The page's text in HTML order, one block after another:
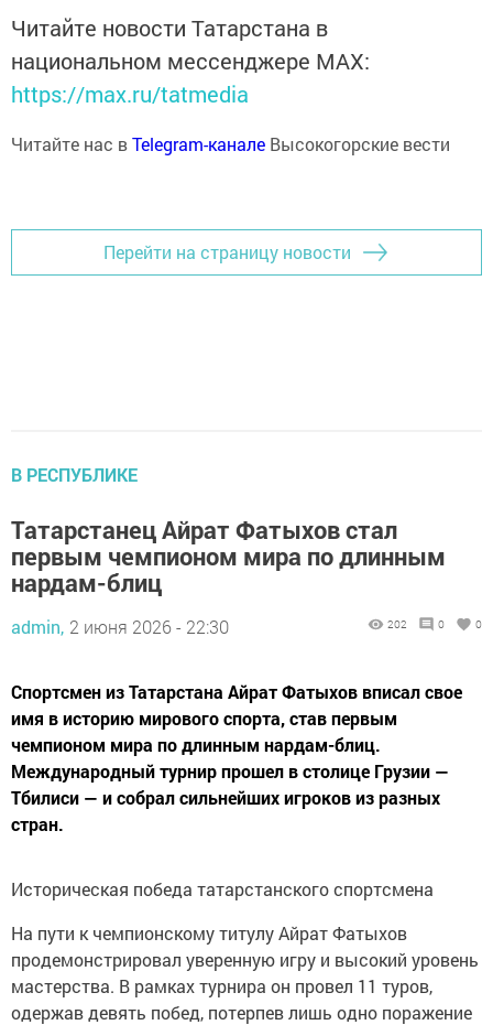
Читайте новости Татарстана в
национальном мессенджере MАХ:
https://max.ru/tatmedia
Читайте нас вTelegram-канале Высокогорские вести
Перейти на страницу новости
В РЕСПУБЛИКЕ
Татарстанец Айрат Фатыхов стал
первым чемпионом мира по длинным
нардам-блиц
admin, 2 июня 2026 - 22:30 202 0 0
Спортсмен из Татарстана Айрат Фатыхов вписал свое
имя в историю мирового спорта, став первым
чемпионом мира по длинным нардам-блиц.
Международный турнир прошел в столице Грузии —
Тбилиси — и собрал сильнейших игроков из разных
стран.
Историческая победа татарстанского спортсмена
На пути к чемпионскому титулу Айрат Фатыхов
продемонстрировал уверенную игру и высокий уровень
мастерства. В рамках турнира он провел 11 туров,
одержав девять побед, потерпев лишь одно поражение